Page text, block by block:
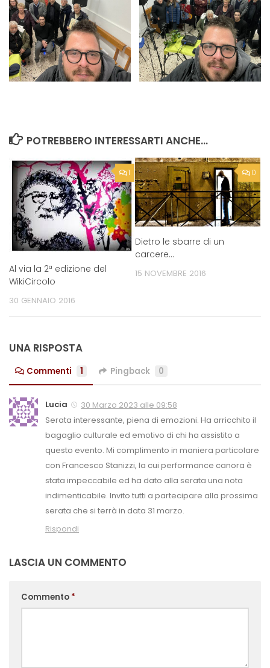
POTREBBERO INTERESSARTI ANCHE...
1
Al via la 2ª edizione del
WikiCircolo
30 GENNAIO 2016
0
Dietro le sbarre di un
carcere…
15 NOVEMBRE 2016
UNA RISPOSTA
Commenti 1 Pingback 0
Lucia
30 Marzo 2023 alle 09:58
Serata interessante, piena di emozioni. Ha arricchito il
bagaglio culturale ed emotivo di chi ha assistito a
questo evento. Mi complimento in maniera particolare
con Francesco Stanizzi, la cui performance canora è
stata impeccabile ed ha dato alla serata una nota
indimenticabile. Invito tutti a partecipare alla prossima
serata che si terrà in data 31 marzo.
Rispondi
LASCIA UN COMMENTO
Commento *